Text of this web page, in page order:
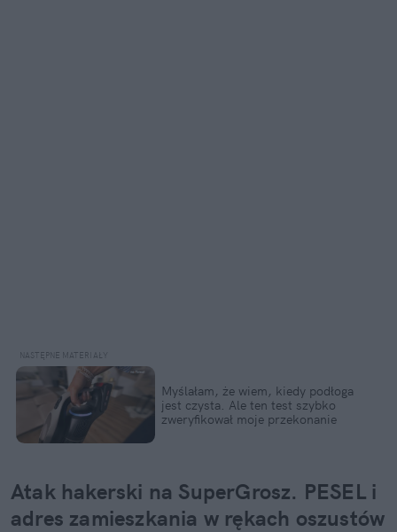
Myślałam, że wiem, kiedy podłoga
jest czysta. Ale ten test szybko
zweryfikował moje przekonanie
Atak hakerski na SuperGrosz. PESEL i
adres zamieszkania w rękach oszustów